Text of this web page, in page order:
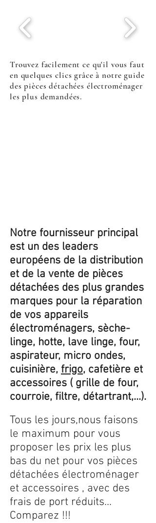
Trouvez facilement ce qu'il vous faut
en quelques clics grâce à notre guide
des pièces détachées électroménager
les plus demandées.
Notre fournisseur principal
est un des leaders
européens de la distribution
et de la vente de pièces
détachées des plus grandes
marques pour la réparation
de vos appareils
électroménagers, sèche-
linge, hotte, lave linge, four,
aspirateur, micro ondes,
cuisinière, frigo, cafetière et
accessoires ( grille de four,
courroie, filtre, détartrant,...).
Tous les jours,nous faisons
le maximum pour vous
proposer les prix les plus
bas du net pour vos pièces
détachées électroménager
et accessoires , avec des
frais de port réduits...
Comparez !!!